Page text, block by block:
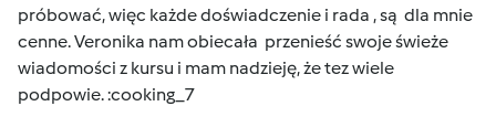
próbować, więc każde doświadczenie i rada , są dla mnie
cenne. Veronika nam obiecała przenieść swoje świeże
wiadomości z kursu i mam nadzieję, że tez wiele
podpowie. :cooking_7